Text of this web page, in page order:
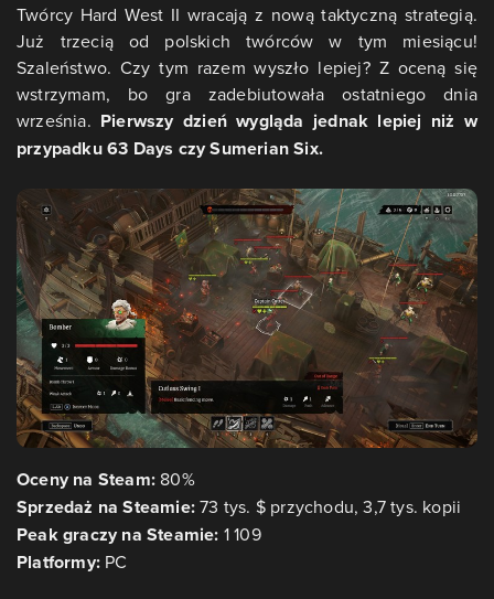
Twórcy Hard West II wracają z nową taktyczną strategią.
Już trzecią od polskich twórców w tym miesiącu!
Szaleństwo. Czy tym razem wyszło lepiej? Z oceną się
wstrzymam, bo gra zadebiutowała ostatniego dnia
września. Pierwszy dzień wygląda jednak lepiej niż w
przypadku 63 Days czy Sumerian Six.
Oceny na Steam: 80%
Sprzedaż na Steamie:73 tys. $ przychodu, 3,7 tys. kopii
Peak graczy na Steamie: 1 109
Platformy: PC